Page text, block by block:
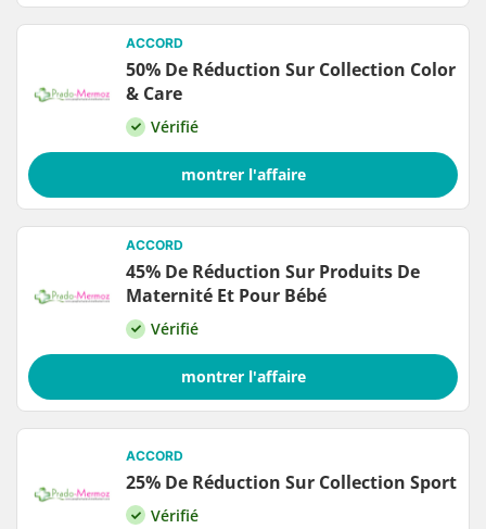
ACCORD
50% De Réduction Sur Collection Color
& Care
Vérifié
montrer l'affaire
ACCORD
45% De Réduction Sur Produits De
Maternité Et Pour Bébé
Vérifié
montrer l'affaire
ACCORD
25% De Réduction Sur Collection Sport
Vérifié